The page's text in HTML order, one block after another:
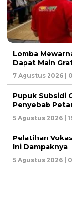
Lomba
Dapat Main
7 Agustus 2026 |
Pupuk Subsidi
Penyebab
5 Agustus 2026 |
Pelatihan
Ini Dampaknya
5 Agustus 2026 |